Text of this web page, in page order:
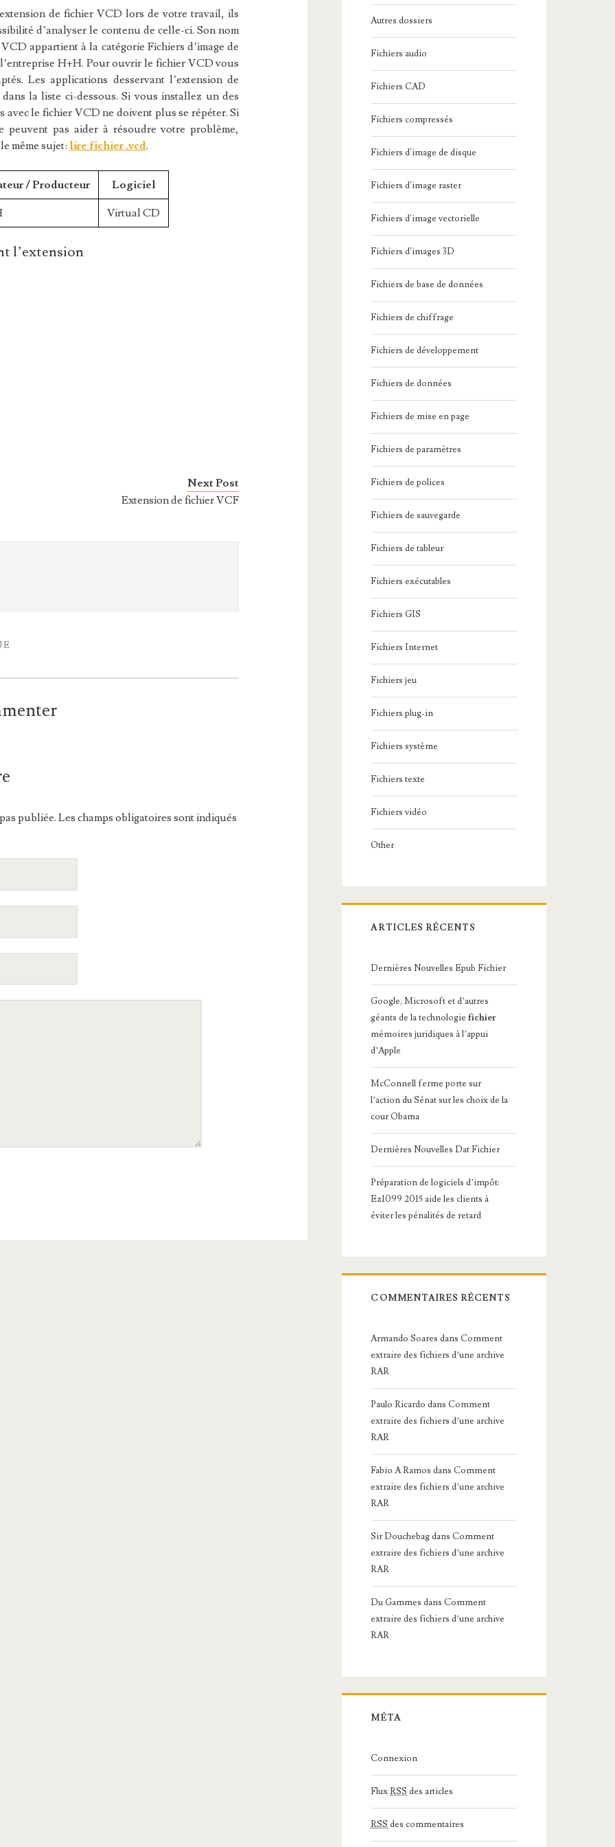
de fichier VCD lors de votre travail, ils
d’analyser le contenu de celle-ci. Son nom
appartient à la catégorie Fichiers d’image de
H+H. Pour ouvrir le fichier VCD vous
Les applications desservant l’extension de
la liste ci-dessous. Si vous installez un des
avec le fichier VCD ne doivent plus se répéter. Si
peuvent pas aider à résoudre votre problème,
même sujet: lire fichier .vcd.
/ Producteur Logiciel
Virtual CD
l’extension
Next Post
Extension de fichier VCF
publiée. Les champs obligatoires sont indiqués
Autres dossiers
Fichiers audio
Fichiers CAD
Fichiers compressés
Fichiers d'image de disque
Fichiers d'image raster
Fichiers d'image vectorielle
Fichiers d'images 3D
Fichiers de base de données
Fichiers de chiffrage
Fichiers de développement
Fichiers de données
Fichiers de mise en page
Fichiers de paramètres
Fichiers de polices
Fichiers de sauvegarde
Fichiers de tableur
Fichiers exécutables
Fichiers GIS
Fichiers Internet
Fichiers jeu
Fichiers plug-in
Fichiers système
Fichiers texte
Fichiers vidéo
Other
ARTICLES RÉCENTS
Dernières Nouvelles Epub Fichier
Google, Microsoft et d’autres
géants de la technologiefichier
mémoires juridiques à l’appui
d’Apple
McConnell ferme porte sur
l’action du Sénat sur les choix de la
cour Obama
Dernières Nouvelles Dat Fichier
Préparation de logiciels d’impôt:
Ez1099 2015 aide les clients à
éviter les pénalités de retard
COMMENTAIRES RÉCENTS
Armando Soares dansComment
extraire des fichiers d’une archive
RAR
Paulo Ricardo dansComment
extraire des fichiers d’une archive
RAR
Fabio A Ramos dansComment
extraire des fichiers d’une archive
RAR
Sir DouchebagdansComment
extraire des fichiers d’une archive
RAR
Du Gammes dansComment
extraire des fichiers d’une archive
RAR
MÉTA
Connexion
FluxRSS des articles
RSS des commentaires